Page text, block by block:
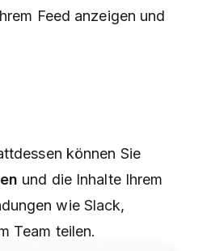
Feed anzeigen und
können Sie
und die Inhalte Ihrem
wie Slack,
Team teilen.